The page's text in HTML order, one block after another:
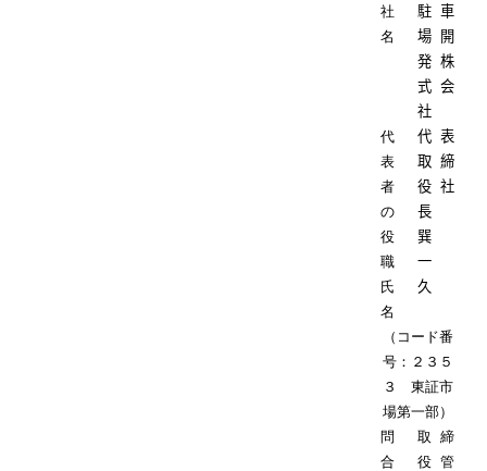
社
名
駐車
場開
発株
式会
社
代
表
者
の
役
職
氏
名
代表
取締
役社
長
巽
一
久
（コード番
号：２３５
３ 東証市
場第一部）
問
合
取締
役管